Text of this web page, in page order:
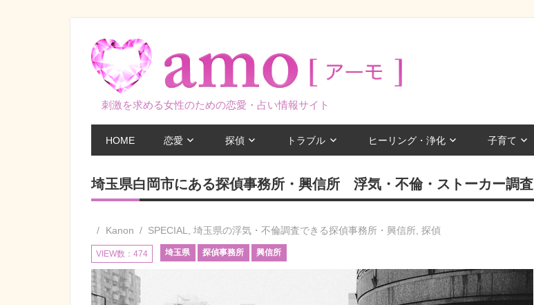
刺激を求める女性のための恋愛・占い情報サイト
HOME 恋愛 探偵 トラブル ヒーリング・浄化 子育て
埼玉県白岡市にある探偵事務所・興信所 浮気・不倫・ストーカー調査
Kanon SPECIAL,埼玉県の浮気・不倫調査できる探偵事務所・興信所,探偵
VIEW数：474 埼玉県 探偵事務所 興信所